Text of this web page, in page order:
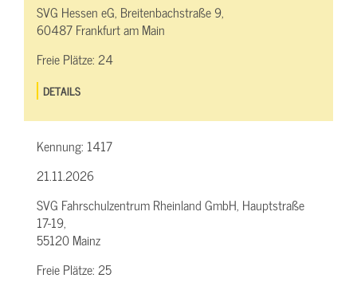
SVG Hessen eG, Breitenbachstraße 9,
60487 Frankfurt am Main
Freie Plätze:24
DETAILS
Kennung: 1417
21.11.2026
SVG Fahrschulzentrum Rheinland GmbH, Hauptstraße
17-19,
55120 Mainz
Freie Plätze:25